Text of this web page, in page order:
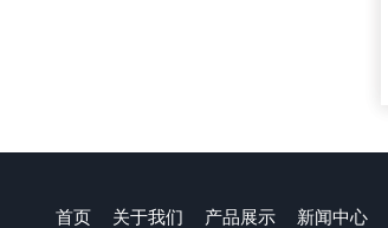
首页 关于我们 产品展示 新闻中心